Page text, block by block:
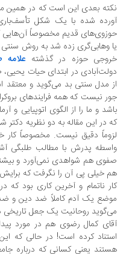
بعدی این است که در همین موضوع
شده با یک شکل تأسف‌باری
قدیم مخصوصاً آن‌هایی که
وهابی‌گری زده شد به روش سنتی
حوزه در گذشتهعلامه
مدل سنتی بد می‌گوید و معتقد
نیست که همه فرایندهای
و ما را از الگوی اتوپیایی و آرمانی
در این مقاله به دو نظریه دکتر
دقیق نیست. مخصوصاً کار خانم
پدرش با مطالب طلبگی آشنا
هم شواهدی نمی‌آورد و بیشتر
خیلی پی آن را نگرفت که برایش
ناتمام و آخرین کاری بود که در
یک آدم کاملاً ضد دین و ضد
روحانیت یک جعل تاریخی در
کمال رضوی هم در مورد پیدایش
کرده است! در حالی که این دو
یعنی کسانی که درباره